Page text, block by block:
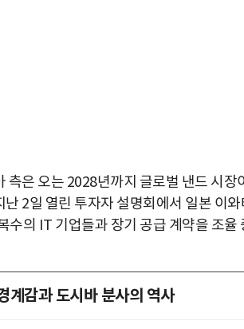
측은 오는 2028년까지 글로벌 낸드 시
난 2일 열린 투자자 설명회에서 일본 이
수의 IT 기업들과 장기 공급 계약을 조율
계감과 도시바 분사의 역사